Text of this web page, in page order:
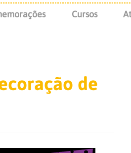
Cursos
de